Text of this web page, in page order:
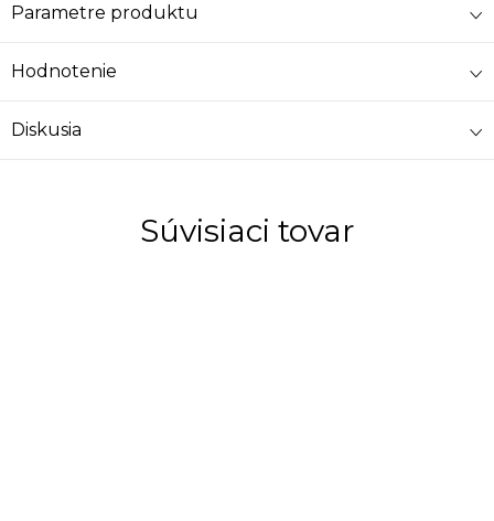
Parametre produktu
Hodnotenie
Diskusia
Súvisiaci tovar